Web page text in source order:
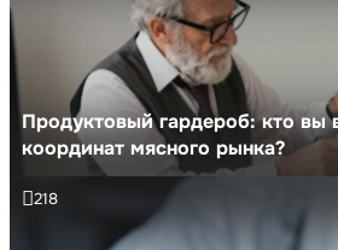
Продуктовый гардероб: кто вы
координат мясного рынка?
218